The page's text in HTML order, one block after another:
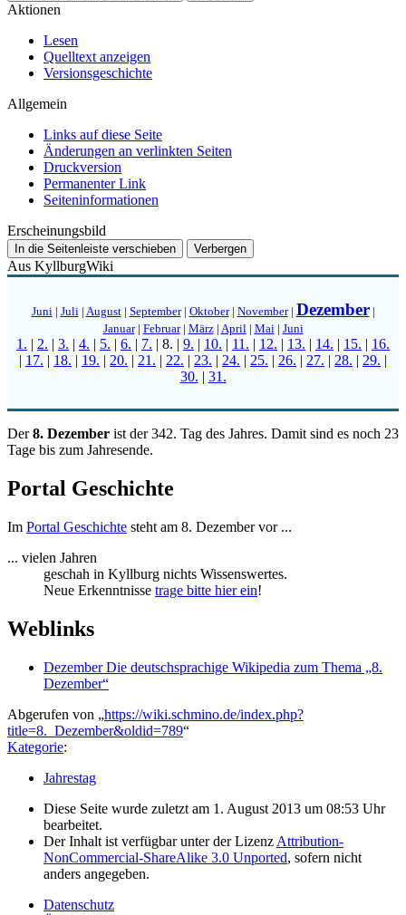
Aktionen
Lesen
Quelltext anzeigen
Versionsgeschichte
Allgemein
Links auf diese Seite
Änderungen an verlinkten Seiten
Druckversion
Permanenter Link
Seiten­­informationen
Erscheinungsbild
In die Seitenleiste verschieben Verbergen
Aus KyllburgWiki
Juni| Juli| August| September| Oktober| November| Dezember|
Januar| Februar| März| April| Mai| Juni
1. | 2. | 3. | 4. | 5. | 6. | 7. | 8. | 9. | 10. | 11. | 12. | 13. | 14. | 15. | 16.
| 17. | 18. | 19. | 20. | 21. | 22. | 23. | 24. | 25. | 26. | 27. | 28. | 29. |
30. | 31.
Der8. Dezember ist der 342. Tag des Jahres. Damit sind es noch 23
Tage bis zum Jahresende.
Portal Geschichte
Im Portal Geschichte steht am 8. Dezember vor ...
... vielen Jahren
geschah in Kyllburg nichts Wissenswertes.
Neue Erkenntnisse trage bitte hier ein!
Weblinks
Dezember Die deutschsprachige Wikipedia zum Thema „8.
Dezember“
Abgerufen von „https://wiki.schmino.de/index.php?
title=8._Dezember&oldid=789“
Kategorie:
Jahrestag
Diese Seite wurde zuletzt am 1. August 2013 um 08:53 Uhr
bearbeitet.
Der Inhalt ist verfügbar unter der Lizenz Attribution-
NonCommercial-ShareAlike 3.0 Unported, sofern nicht
anders angegeben.
Datenschutz